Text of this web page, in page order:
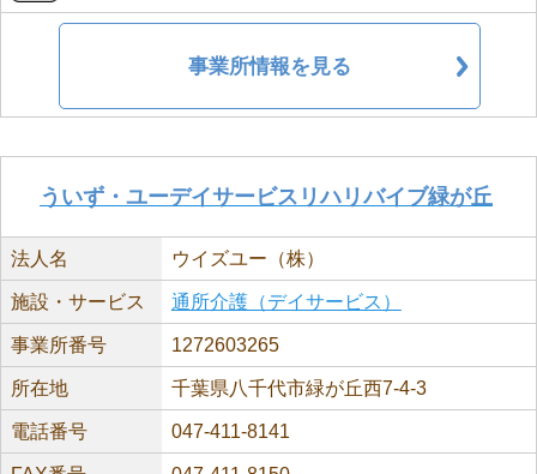
事業所情報を見る
ういず・ユーデイサービスリハリバイブ緑が丘
法人名 ウイズユー（株）
施設・サービス 通所介護（デイサービス）
事業所番号 1272603265
所在地 千葉県八千代市緑が丘西7-4-3
電話番号 047-411-8141